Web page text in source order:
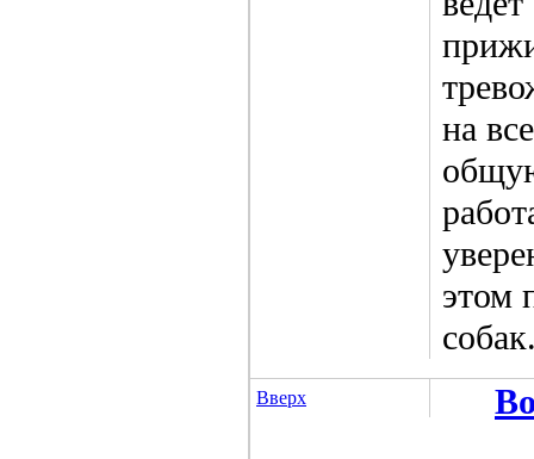
на
этом
Вверх